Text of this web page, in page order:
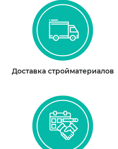
Доставка стройматериалов